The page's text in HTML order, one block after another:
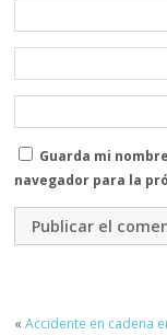
Guarda mi
navegador para la
«Accidente en cadena